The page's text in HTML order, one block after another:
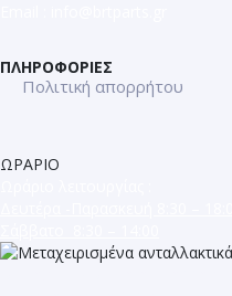
ΠΛΗΡΟΦΟΡΙΕΣ
Πολιτική απορρήτου
ΩΡΑΡΙΟ